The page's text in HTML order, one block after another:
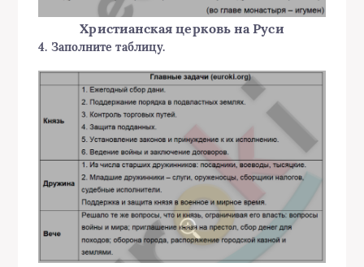
Христианская церковь на Руси
4. Заполните таблицу.